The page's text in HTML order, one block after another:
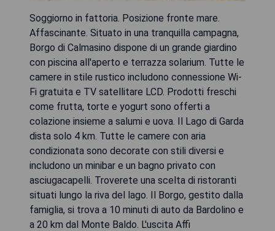
Soggiorno in fattoria. Posizione fronte mare.
Affascinante. Situato in una tranquilla campagna,
Borgo di Calmasino dispone di un grande giardino
con piscina all'aperto e terrazza solarium. Tutte le
camere in stile rustico includono connessione Wi-
Fi gratuita e TV satellitare LCD. Prodotti freschi
come frutta, torte e yogurt sono offerti a
colazione insieme a salumi e uova. Il Lago di Garda
dista solo 4 km. Tutte le camere con aria
condizionata sono decorate con stili diversi e
includono un minibar e un bagno privato con
asciugacapelli. Troverete una scelta di ristoranti
situati lungo la riva del lago. Il Borgo, gestito dalla
famiglia, si trova a 10 minuti di auto da Bardolino e
a 20 km dal Monte Baldo. L'uscita Affi